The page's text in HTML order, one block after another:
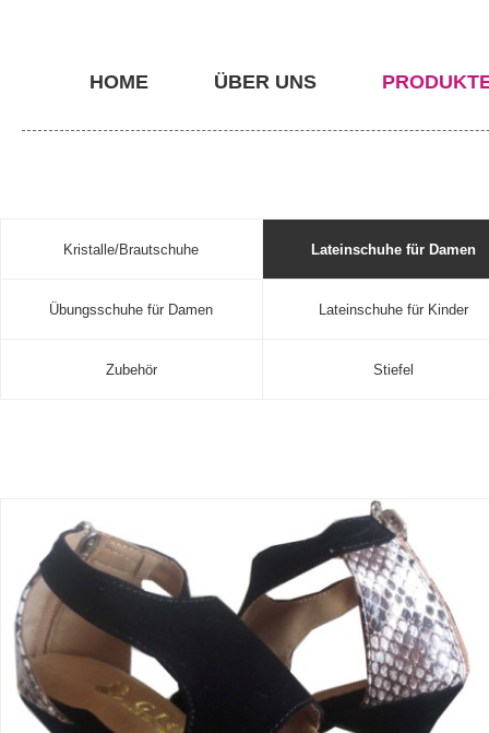
HOME ÜBER UNS
Kristalle/Brautschuhe Lateinschuhe für Damen
Übungsschuhe für Damen Lateinschuhe für Kinder
Zubehör Stiefel